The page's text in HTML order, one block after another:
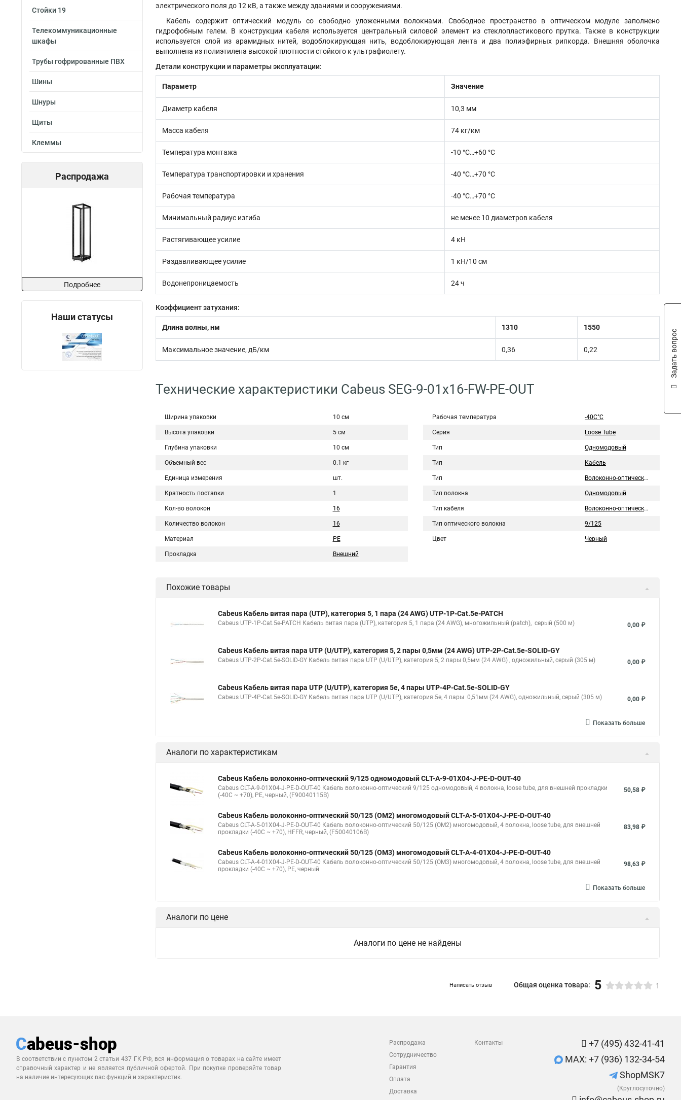
Стойки 19
Телекоммуникационные
шкафы
Трубы гофрированные ПВХ
Шины
Шнуры
Щиты
Клеммы
Распродажа
Подробнее
Наши статусы
электрического поля до 12 кВ, а также между зданиями и сооружениями.
Кабель содержит оптический модуль со свободно уложенными волокнами. Свободное пространство в оптическом модуле заполнено
гидрофобным гелем. В конструкции кабеля используется центральный силовой элемент из стеклопластикового прутка. Также в конструкции
используется слой из арамидных нитей, водоблокирующая нить, водоблокирующая лента и два полиэфирных рипкорда. Внешняя оболочка
выполнена из полиэтилена высокой плотности стойкого к ультрафиолету.
Детали конструкции и параметры эксплуатации:
Параметр Значение
Диаметр кабеля 10,3 мм
Масса кабеля 74 кг/км
Температура монтажа -10 °С…+60 °С
Температура транспортировки и хранения -40 °С…+70 °С
Рабочая температура -40 °С…+70 °С
Минимальный радиус изгиба не менее 10 диаметров кабеля
Растягивающее усилие 4 кН
Раздавливающее усилие 1 кН/10 см
Водонепроницаемость 24 ч
Коэффициент затухания:
Длина волны, нм 1310 1550
Максимальное значение, дБ/км 0,36 0,22
Технические характеристики Cabeus SEG-9-01х16-FW-PE-OUT
Ширина упаковки 10 см
Высота упаковки 5 см
Глубина упаковки 10 см
Объемный вес 0.1 кг
Единица измерения шт.
Кратность поставки 1
Кол-во волокон 16
Количество волокон 16
Материал PE
Прокладка Внешний
Рабочая температура -40C°C
Серия Loose Tube
Тип Одномодовый
Тип Кабель
Тип Волоконно-оптический кабель
Тип волокна Одномодовый
Тип кабеля Волоконно-оптический
Тип оптического волокна 9/125
Цвет Черный
Похожие товары
Cabeus Кабель витая пара (UTP), категория 5, 1 пара (24 AWG) UTP-1P-Cat.5e-PATCH
Cabeus UTP-1P-Cat.5e-PATCH Кабель витая пара (UTP), категория 5, 1 пара (24 AWG), многожильный (patсh), серый (500 м) 0,00 ₽
Cabeus Кабель витая пара UTP (U/UTP), категория 5, 2 пары 0,5мм (24 AWG) UTP-2P-Cat.5e-SOLID-GY
Cabeus UTP-2P-Cat.5e-SOLID-GY Кабель витая пара UTP (U/UTP), категория 5, 2 пары 0,5мм (24 AWG) , одножильный, серый (305 м) 0,00 ₽
Cabeus Кабель витая пара UTP (U/UTP), категория 5e, 4 пары UTP-4P-Cat.5e-SOLID-GY
Cabeus UTP-4P-Cat.5e-SOLID-GY Кабель витая пара UTP (U/UTP), категория 5e, 4 пары 0,51мм (24 AWG), одножильный, серый (305 м) 0,00 ₽
Показать больше
Аналоги по характеристикам
Cabeus Кабель волоконно-оптический 9/125 одномодовый CLT-A-9-01X04-J-PE-D-OUT-40
Cabeus CLT-A-9-01X04-J-PE-D-OUT-40 Кабель волоконно-оптический 9/125 одномодовый, 4 волокна, loose tube, для внешней прокладки
(-40C ~ +70), PE, черный, (F90040115B)
50,58 ₽
Cabeus Кабель волоконно-оптический 50/125 (OM2) многомодовый CLT-A-5-01X04-J-PE-D-OUT-40
Cabeus CLT-A-5-01X04-J-PE-D-OUT-40 Кабель волоконно-оптический 50/125 (OM2) многомодовый, 4 волокна, loose tube, для внешней
прокладки (-40C ~ +70), HFFR, черный, (F50040106B)
83,98 ₽
Cabeus Кабель волоконно-оптический 50/125 (OM3) многомодовый CLT-A-4-01X04-J-PE-D-OUT-40
Cabeus CLT-A-4-01X04-J-PE-D-OUT-40 Кабель волоконно-оптический 50/125 (OM3) многомодовый, 4 волокна, loose tube, для внешней
прокладки (-40C ~ +70), PE, черный
98,63 ₽
Показать больше
Аналоги по цене
Аналоги по цене не найдены
Написать отзыв Общая оценка товара: 5 1
В соответствии с пунктом 2 статьи 437 ГК РФ, вся информация о товарах на сайте имеет
справочный характер и не является публичной офертой. При покупке проверяйте товар
на наличие интересующих вас функций и характеристик.
Распродажа
Сотрудничество
Гарантия
Оплата
Доставка
Контакты
+7 (495) 432-41-41
MAX: +7 (936) 132-34-54
ShopMSK7
(Круглосуточно)
Задать вопрос